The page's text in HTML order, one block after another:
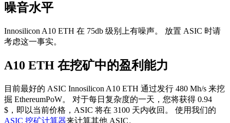
噪音水平
Innosilicon A10 ETH 在 75db 级别上有噪声。 放置 ASIC 时请
考虑这一事实。
A10 ETH 在挖矿中的盈利能力
目前最好的 ASIC Innosilicon A10 ETH 通过发行 480 Mh/s 来挖
掘 EthereumPoW。 对于每日复杂度的一天，您将获得 0.94
$，即以当前价格，ASIC 将在 3100 天内收回。 使用我们的
ASIC 挖矿计算器来计算其他 ASIC。